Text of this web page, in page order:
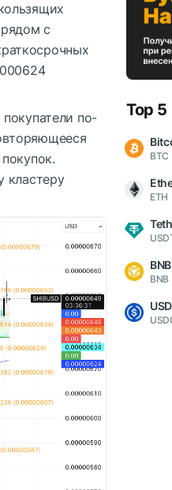
с
по-
кластеру
Top
BTC
ETH
BNB
BNB